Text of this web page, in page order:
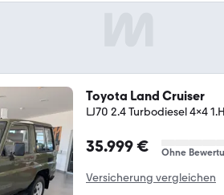
Toyota Land Cruiser
LJ70 2.4 Turbodiesel 4x4
35.999 € Ohne
Versicherung vergleichen